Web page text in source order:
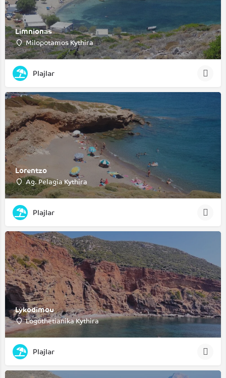
Limnionas
Milopotamos Kythira
Plajlar
Lorentzo
Ag. Pelagia Kythira
Plajlar
Lykodimou
Logothetianika Kythira
Plajlar